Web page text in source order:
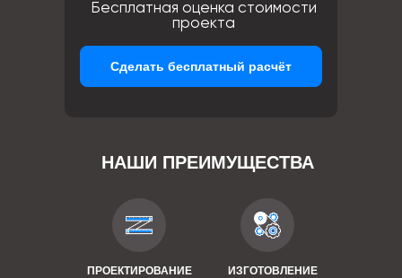
НАШИ ПРЕИМУЩЕСТВА
ПРОЕКТИРОВАНИЕ ИЗГОТОВЛЕНИЕ
Бесплатная оценка стоимости
проекта
Сделать бесплатный расчёт